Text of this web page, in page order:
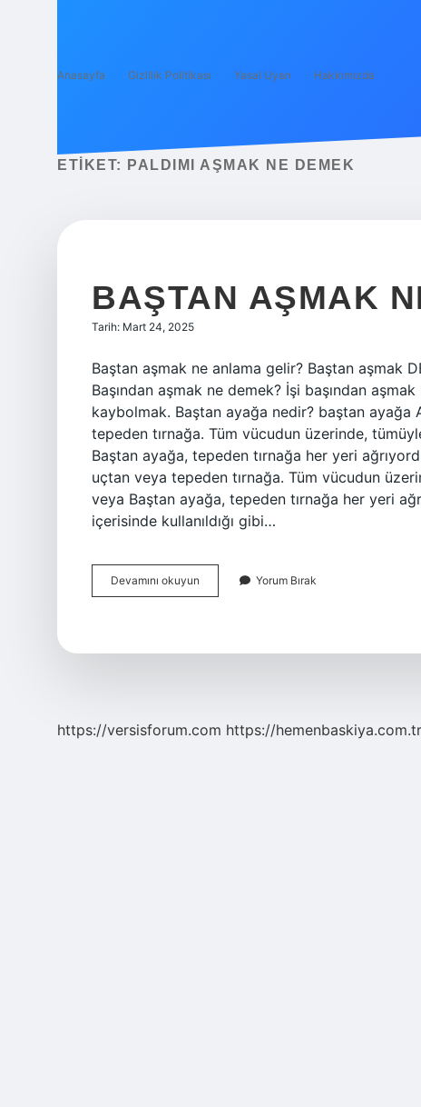
Anasayfa Gizlilik Politikası Yasal Uyarı Hakkımızda
ETIKET: PALDIMI AŞMAK NE DEMEK
BAŞTAN AŞMAK
Tarih: Mart 24, 2025
Baştan aşmak ne anlama gelir? Baştan aşmak
Başından aşmak ne demek? İşi başından
kaybolmak. Baştan ayağa nedir? baştan ayağa
tepeden tırnağa. Tüm vücudun üzerinde,
Baştan ayağa, tepeden tırnağa her yeri
uçtan veya tepeden tırnağa. Tüm vücudun
veya Baştan ayağa, tepeden tırnağa her yeri
içerisinde kullanıldığı gibi…
Devamını okuyun
Aşmak
Yorum Bırak
https://versisforum.com https://hemenbaskiya.com.tr